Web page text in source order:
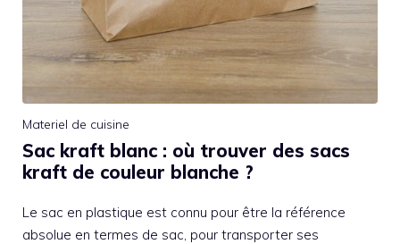
Materiel de cuisine
Sac kraft blanc : où trouver des sacs
kraft de couleur blanche ?
Le sac en plastique est connu pour être la référence
absolue en termes de sac, pour transporter ses